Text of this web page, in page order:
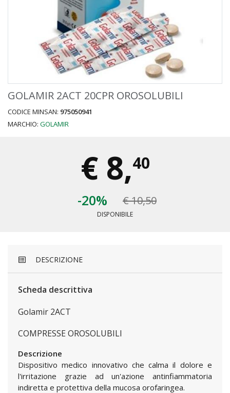
GOLAMIR 2ACT 20CPR OROSOLUBILI
CODICE MINSAN: 975050941
MARCHIO: GOLAMIR
€ 8,40
-20% € 10,50
DISPONIBILE
DESCRIZIONE
Scheda descrittiva
Golamir 2ACT
COMPRESSE OROSOLUBILI
Descrizione
Dispositivo medico innovativo che calma il dolore e
l'irritazione grazie ad un'azione antinfiammatoria
indiretta e protettiva della mucosa orofaringea.